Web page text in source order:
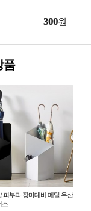
300원
품
피부과 장마대비 메탈 우산
스